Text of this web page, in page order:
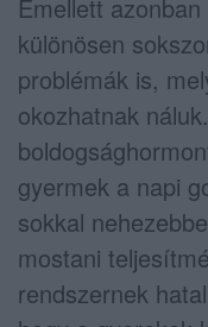
Emellett
különösen
problémák is,
okozhatnak
gyermek a napi
sokkal
mostani
rendszernek